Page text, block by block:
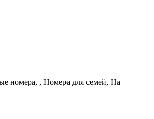
номера, , Номера для семей, На